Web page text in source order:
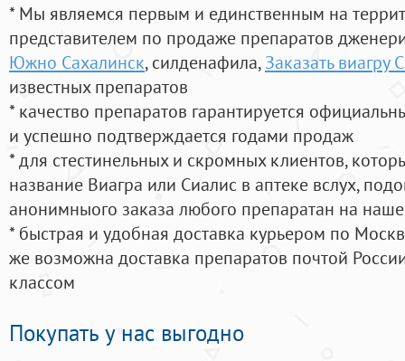
* Мы являемся первым и единственным на
представителем по продаже препаратов
Южно Сахалинск, силденафила, Заказать виагру
известных препаратов
* качество препаратов гарантируется
и успешно подтверждается годами продаж
* для стестинельных и скромных клиентов,
название Виагра или Сиалис в аптеке вслух,
анонимныого заказа любого препаратан на
* быстрая и удобная доставка курьером по
же возможна доставка препаратов почтой
классом
Покупать у нас выгодно